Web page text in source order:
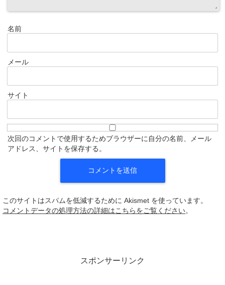
名前
メール
サイト
次回のコメントで使用するためブラウザーに自分の名前、メール
アドレス、サイトを保存する。
このサイトはスパムを低減するために Akismet を使っています。
コメントデータの処理方法の詳細はこちらをご覧ください。
スポンサーリンク